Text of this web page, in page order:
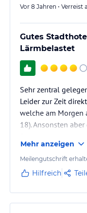
Vor 8 Jahren • Verreist
Gutes
Lärmbelastet
Sehr zentral
Leider zur Zeit
welche am Morgen
18). Ansonsten
normal für eine
dass man für WIFI
muss. Positiv
Hotel sicherlich
Mehr anzeigen
Meilengutschrift
Hilfreich